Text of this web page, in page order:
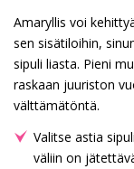
Amaryllis voi
sen sisätiloihin,
sipuli liasta. Pieni
raskaan juuriston
välttämätöntä.
Valitse astia
väliin on